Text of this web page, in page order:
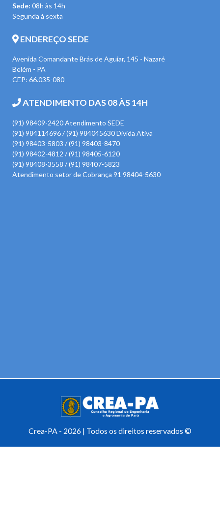
Sede: 08h às 14h
Segunda à sexta
ENDEREÇO SEDE
Avenida Comandante Brás de Aguiar, 145 - Nazaré
Belém - PA
CEP: 66.035-080
ATENDIMENTO DAS 08 ÀS 14H
(91) 98409-2420 Atendimento SEDE
(91) 984114696 / (91) 984045630 Divida Ativa
(91) 98403-5803 / (91) 98403-8470
(91) 98402-4812 / (91) 98405-6120
(91) 98408-3558 / (91) 98407-5823
Atendimento setor de Cobrança 91 98404-5630
Crea-PA - 2026 | Todos os direitos reservados ©